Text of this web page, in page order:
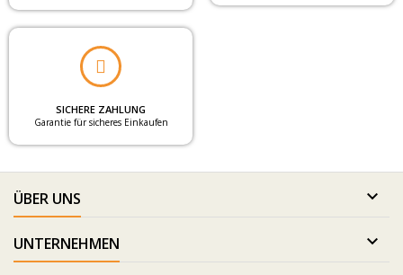
SICHERE ZAHLUNG
Garantie für sicheres Einkaufen
ÜBER UNS 
UNTERNEHMEN 